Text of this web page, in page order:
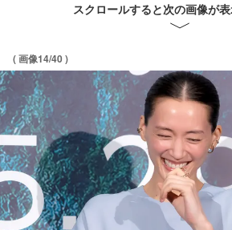
スクロールすると次の画像が
( 画像14/40 )